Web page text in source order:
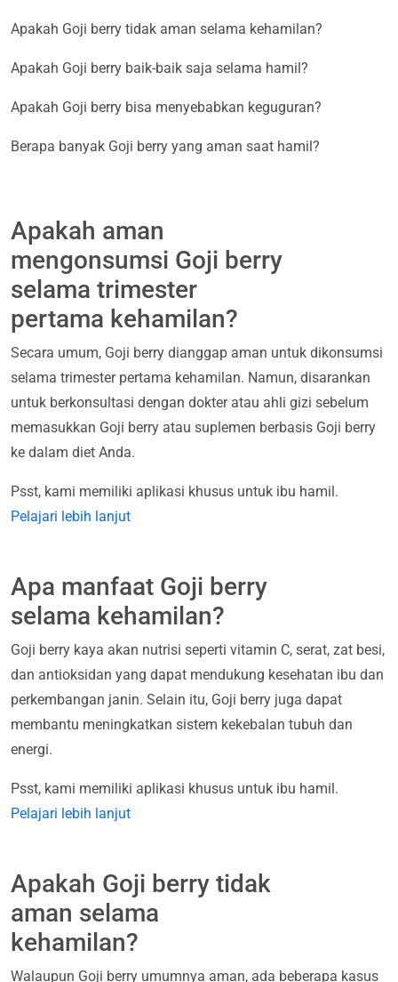
Apakah Goji berry tidak aman selama kehamilan?
Apakah Goji berry baik-baik saja selama hamil?
Apakah Goji berry bisa menyebabkan keguguran?
Berapa banyak Goji berry yang aman saat hamil?
Apakah aman
mengonsumsi Goji berry
selama trimester
pertama kehamilan?
Secara umum, Goji berry dianggap aman untuk dikonsumsi
selama trimester pertama kehamilan. Namun, disarankan
untuk berkonsultasi dengan dokter atau ahli gizi sebelum
memasukkan Goji berry atau suplemen berbasis Goji berry
ke dalam diet Anda.
Psst, kami memiliki aplikasi khusus untuk ibu hamil.
Pelajari lebih lanjut
Apa manfaat Goji berry
selama kehamilan?
Goji berry kaya akan nutrisi seperti vitamin C, serat, zat besi,
dan antioksidan yang dapat mendukung kesehatan ibu dan
perkembangan janin. Selain itu, Goji berry juga dapat
membantu meningkatkan sistem kekebalan tubuh dan
energi.
Psst, kami memiliki aplikasi khusus untuk ibu hamil.
Pelajari lebih lanjut
Apakah Goji berry tidak
aman selama
kehamilan?
Walaupun Goji berry umumnya aman, ada beberapa kasus